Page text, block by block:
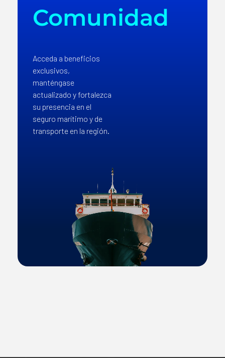
Comunidad
Acceda a beneficios
exclusivos,
manténgase
actualizado y fortalezca
su presencia en el
seguro marítimo y de
transporte en la región.